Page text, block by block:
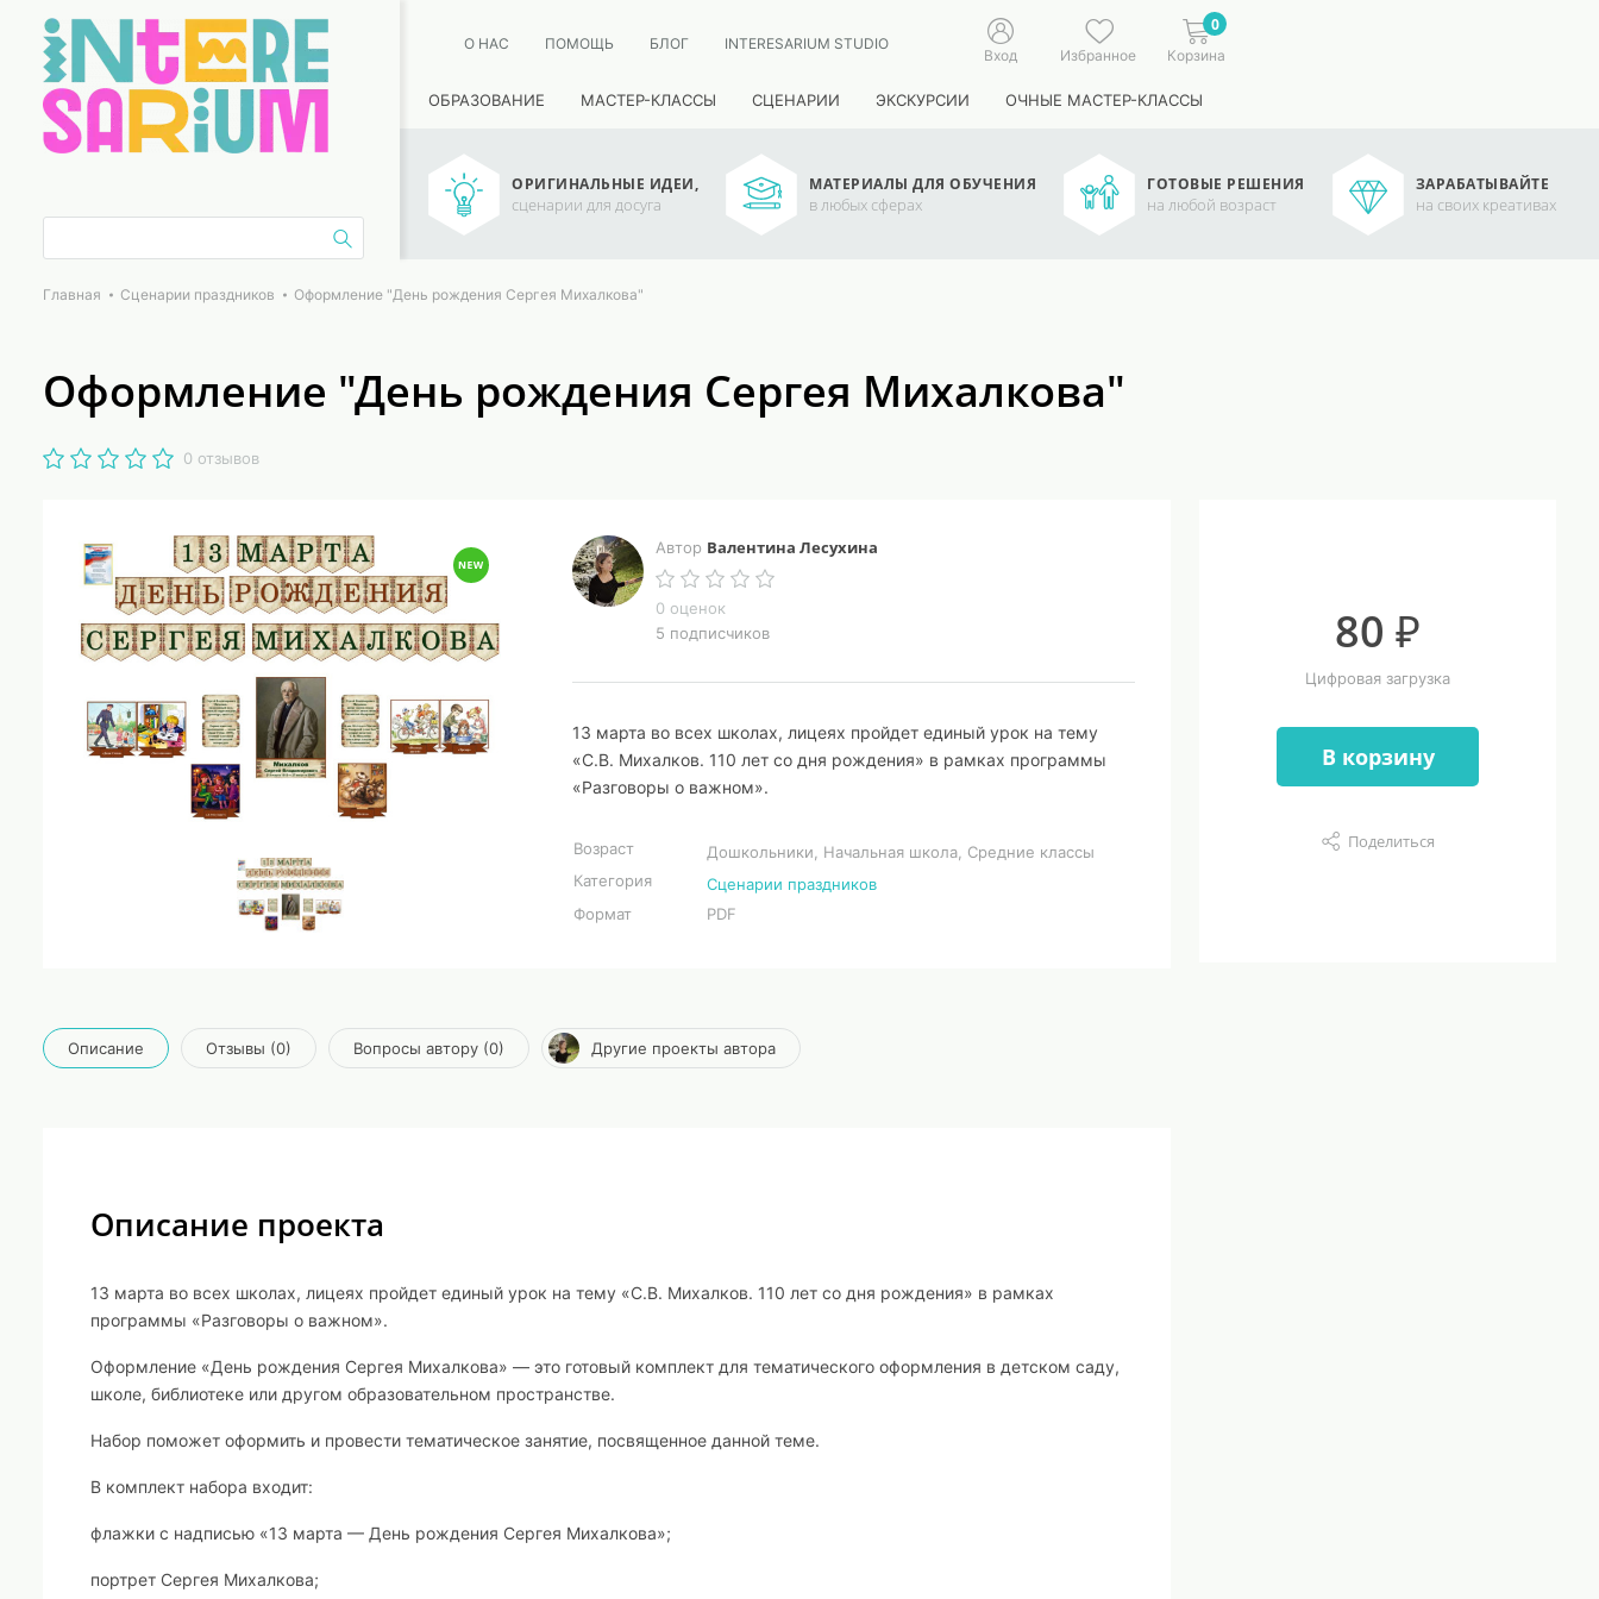
О НАС ПОМОЩЬ БЛОГ INTERESARIUM STUDIO
Вход Избранное
0
Корзина
ОБРАЗОВАНИЕ МАСТЕР-КЛАССЫ СЦЕНАРИИ ЭКСКУРСИИ ОЧНЫЕ МАСТЕР-КЛАССЫ
ОРИГИНАЛЬНЫЕ ИДЕИ,
сценарии для досуга
МАТЕРИАЛЫ ДЛЯ ОБУЧЕНИЯ
в любых сферах
ГОТОВЫЕ РЕШЕНИЯ
на любой возраст
ЗАРАБАТЫВАЙТЕ
на своих креативах
Главная Сценарии праздников Оформление "День рождения Сергея Михалкова"
Оформление "День рождения Сергея Михалкова"
0 отзывов
Автор Валентина Лесухина
0 оценок
5 подписчиков
13 марта во всех школах, лицеях пройдет единый урок на тему
«С.В. Михалков. 110 лет со дня рождения» в рамках программы
«Разговоры о важном».
Возраст
Дошкольники, Начальная школа, Средние классы
Категория
Сценарии праздников
Формат
PDF
80 ₽
Цифровая загрузка
В корзину
Поделиться
Описание Отзывы (0) Вопросы автору (0) Другие проекты автора
Описание проекта
13 марта во всех школах, лицеях пройдет единый урок на тему «С.В. Михалков. 110 лет со дня рождения» в рамках
программы «Разговоры о важном».
Оформление «День рождения Сергея Михалкова» — это готовый комплект для тематического оформления в детском саду,
школе, библиотеке или другом образовательном пространстве.
Набор поможет оформить и провести тематическое занятие, посвященное данной теме.
В комплект набора входит:
флажки с надписью «13 марта — День рождения Сергея Михалкова»;
портрет Сергея Михалкова;